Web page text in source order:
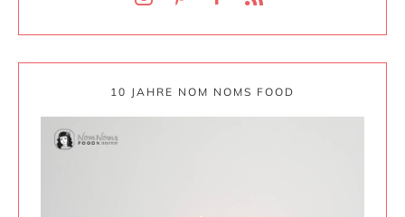
10 JAHRE NOM NOMS FOOD